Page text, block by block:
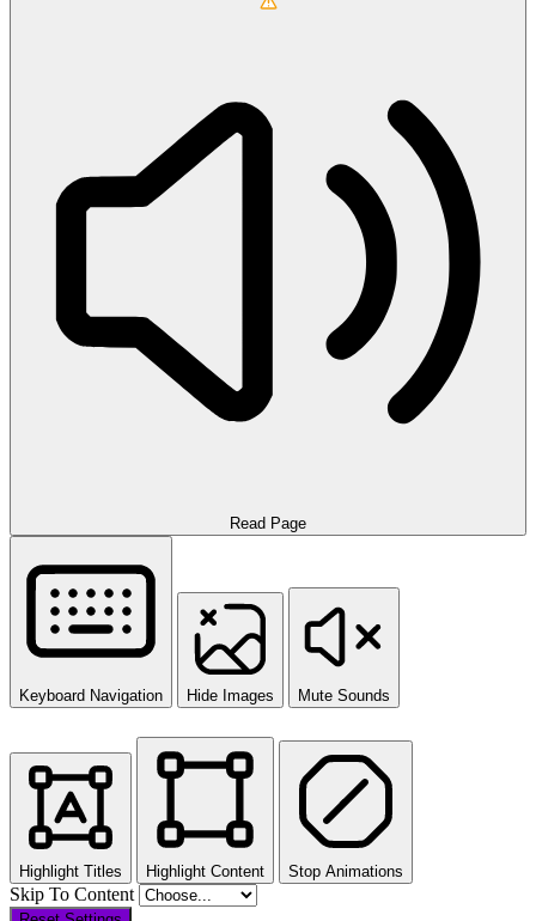
Read Page
Keyboard Navigation Hide Images Mute Sounds
Highlight Titles Highlight Content Stop Animations
Skip To Content